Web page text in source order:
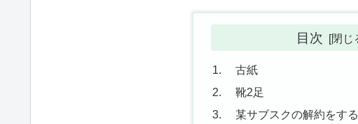
目次
古紙
靴2足
某サブスクの解約をする